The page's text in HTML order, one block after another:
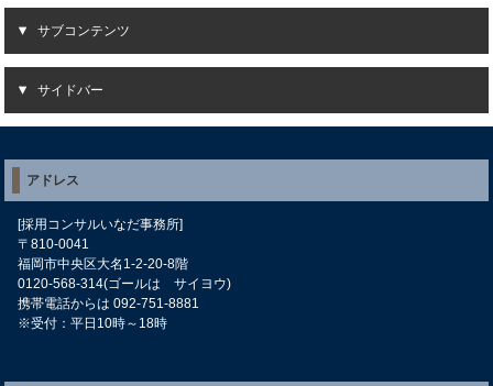
サブコンテンツ
サイドバー
アドレス
[採用コンサルいなだ事務所]
〒810-0041
福岡市中央区大名1-2-20-8階
0120-568-314(ゴールは サイヨウ)
携帯電話からは 092-751-8881
※受付：平日10時～18時